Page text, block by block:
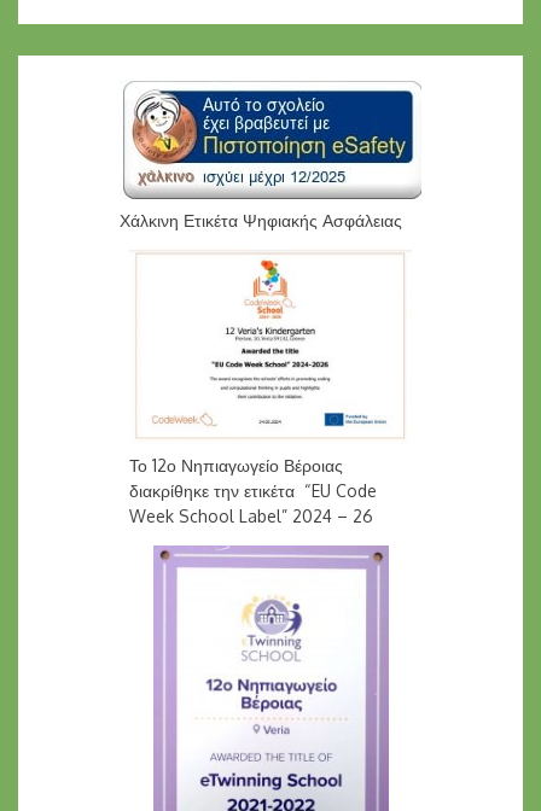
Χάλκινη Ετικέτα Ψηφιακής Ασφάλειας
Το 12ο Νηπιαγωγείο Βέροιας
διακρίθηκε την ετικέτα “EU Code
Week School Label” 2024 – 26